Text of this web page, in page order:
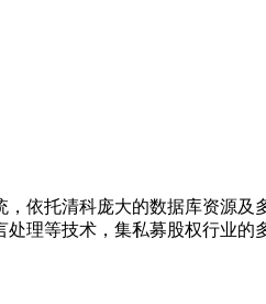
依托清科庞大的数据库资源
理等技术，集私募股权行业